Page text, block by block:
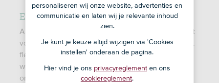
Een bedrijfspand huren: de voordelen
Als je net begonnen bent met ondernemen kan het
voordelen hebben om een ruimte te huren. Je blijft
flexibel en hoeft geen grote investering te doen,
waardoor je meer vermogen overhoudt voor je
onderneming.
personaliseren wij onze website, advertenties en
communicatie en laten wij je relevante inhoud
zien.
Je kunt je keuze altijd wijzigen via 'Cookies
instellen' onderaan de pagina.
Hier vind je ons privacyreglement en ons
cookiereglement.